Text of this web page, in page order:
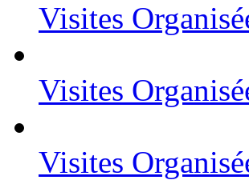
Visites
Visites
Visites